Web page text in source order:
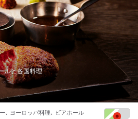
ルと各国料理
､ ヨーロッパ料理､ ビアホール